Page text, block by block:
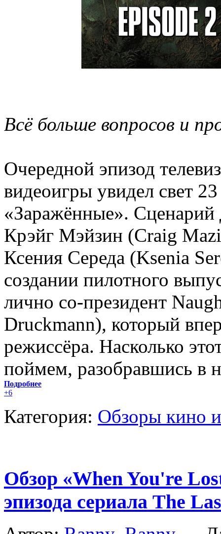
Всё больше вопросов и
Очередной эпизод
видеоигры увидел свет
«Заражённые». Сценарий
Крэйг Мэйзин (Craig
Ксения Середа (Ksenia
создании пилотного
лично со-президент
Druckmann), который
режиссёра. Насколько
поймем, разобравшись в
Подробнее
+6
Категория: Обзоры кино
Обзор «When You're
эпизода сериала The